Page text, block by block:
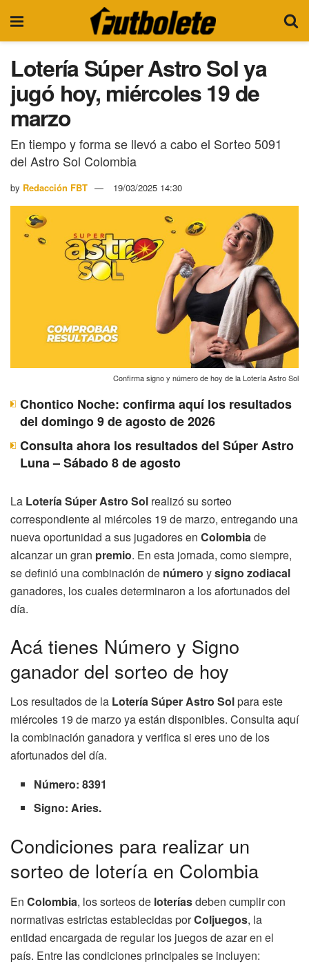
Lotería Súper Astro Sol ya
jugó hoy, miércoles 19 de
marzo
En tiempo y forma se llevó a cabo el Sorteo 5091
del Astro Sol Colombia
by Redacción FBT 19/03/2025 14:30
Confirma signo y número de hoy de la Lotería Astro Sol
Chontico Noche: confirma aquí los resultados
del domingo 9 de agosto de 2026
Consulta ahora los resultados del Súper Astro
Luna – Sábado 8 de agosto
La Lotería Súper Astro Sol realizó su sorteo
correspondiente al miércoles 19 de marzo, entregando una
nueva oportunidad a sus jugadores en Colombiade
alcanzar un gran premio. En esta jornada, como siempre,
se definió una combinación de número ysigno zodiacal
ganadores, los cuales determinaron a los afortunados del
día.
Acá tienes Número y Signo
ganador del sorteo de hoy
Los resultados de la Lotería Súper Astro Solpara este
miércoles 19 de marzo ya están disponibles. Consulta aquí
la combinación ganadora y verifica si eres uno de los
afortunados del día.
Número: 8391
Signo: Aries.
Condiciones para realizar un
sorteo de lotería en Colombia
En Colombia, los sorteos de loteríasdeben cumplir con
normativas estrictas establecidas porColjuegos, la
entidad encargada de regular los juegos de azar en el
país. Entre las condiciones principales se incluyen: